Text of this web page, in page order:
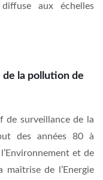
aux échelles
la pollution de
de surveillance de la
des années 80 à
et de
maîtrise de l’Energie